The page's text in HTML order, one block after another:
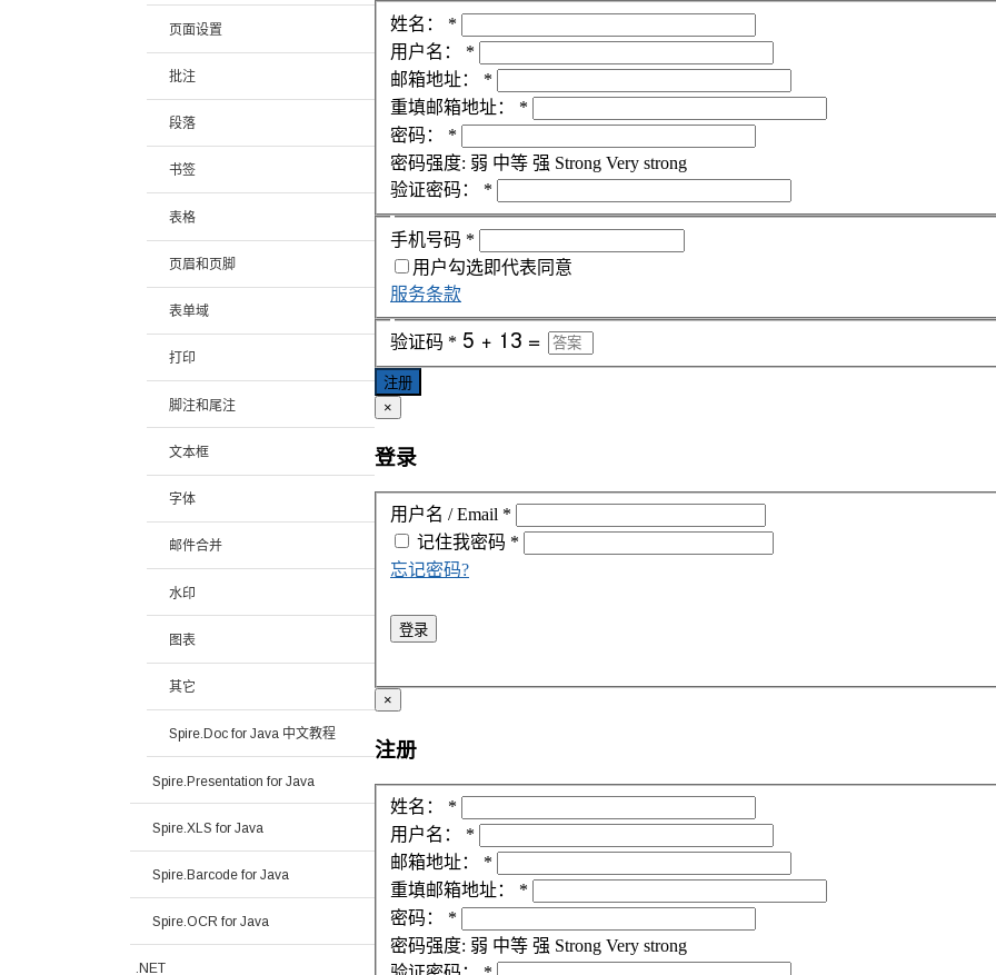
页面设置
批注
段落
书签
表格
页眉和页脚
表单域
打印
脚注和尾注
文本框
字体
邮件合并
水印
图表
其它
Spire.Doc for Java 中文教程
Spire.Presentation for Java
Spire.XLS for Java
Spire.Barcode for Java
Spire.OCR for Java
.NET
姓名：
*
用户名：
*
邮箱地址：
*
重填邮箱地址：
*
密码：
*
密码强度: 弱 中等 强 Strong Very strong
验证密码：
*
手机号码 *
用户勾选即代表同意
服务条款
验证码 *
注册
×
登录
用户名 / Email *
密码 *
记住我
忘记密码?
登录
×
注册
姓名：
*
用户名：
*
邮箱地址：
*
重填邮箱地址：
*
密码：
*
密码强度: 弱 中等 强 Strong Very strong